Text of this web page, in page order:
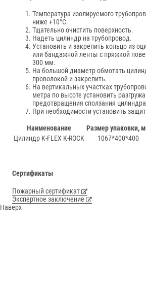
Температура изолируемого
ниже +10°С.
Тщательно очистить поверхность.
Надеть цилиндр на трубопровод.
Установить и закрепить кольцо из
или бандажной ленты с пряжкой
300 мм.
На большой диаметр обмотать
проволокой и закрепить.
На вертикальных участках
метра по высоте установить
предотвращения сползания
При необходимости установить
Наименование
Размер упаковки,
Цилиндр K-FLEX K-ROCK
1067*400*400
Сертификаты
Пожарный сертификат
Экспертное заключение
Наверх